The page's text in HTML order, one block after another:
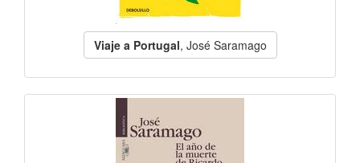
Viaje a Portugal, José Saramago